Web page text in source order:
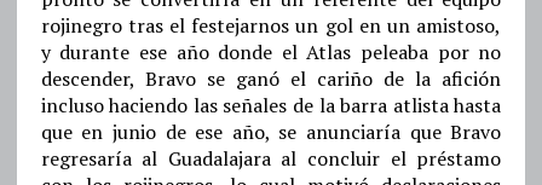
rojinegro tras el festejarnos un gol en un amistoso,
y durante ese año donde el Atlas peleaba por no
descender, Bravo se ganó el cariño de la afición
incluso haciendo las señales de la barra atlista hasta
que en junio de ese año, se anunciaría que Bravo
regresaría al Guadalajara al concluir el préstamo